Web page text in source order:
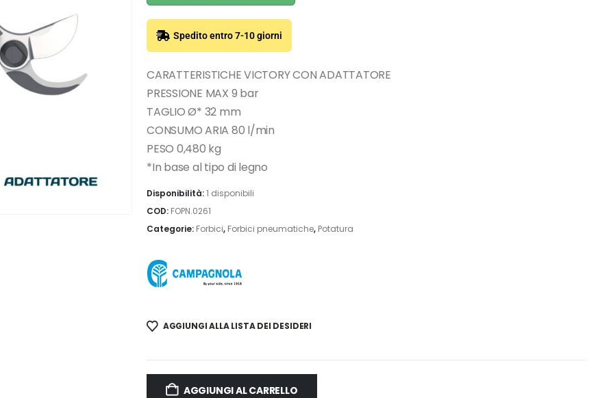
Spedito entro 7-10 giorni
CARATTERISTICHE VICTORY CON ADATTATORE
PRESSIONE MAX 9 bar
TAGLIO Ø* 32 mm
CONSUMO ARIA 80 l/min
PESO 0,480 kg
*In base al tipo di legno
Disponibilità:1 disponibili
COD: FOPN.0261
Categorie: Forbici, Forbici pneumatiche, Potatura
AGGIUNGI ALLA LISTA DEI DESIDERI
AGGIUNGI AL CARRELLO